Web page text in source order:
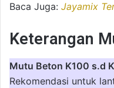
Baca Juga: Jayamix
Keterangan
Mutu Beton K100 s.d
Rekomendasi untuk